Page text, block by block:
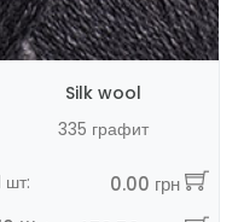
Silk wool
335 графит
шт:
0.00 грн